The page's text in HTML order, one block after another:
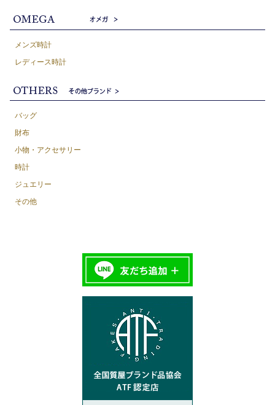
メンズ時計
レディース時計
バッグ
財布
小物・アクセサリー
時計
ジュエリー
その他